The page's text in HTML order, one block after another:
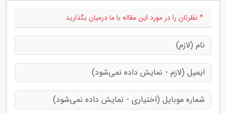
* نظرتان را در مورد این مقاله با ما درمیان بگذارید